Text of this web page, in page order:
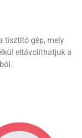
tisztító gép, mely
eltávolíthatjuk a